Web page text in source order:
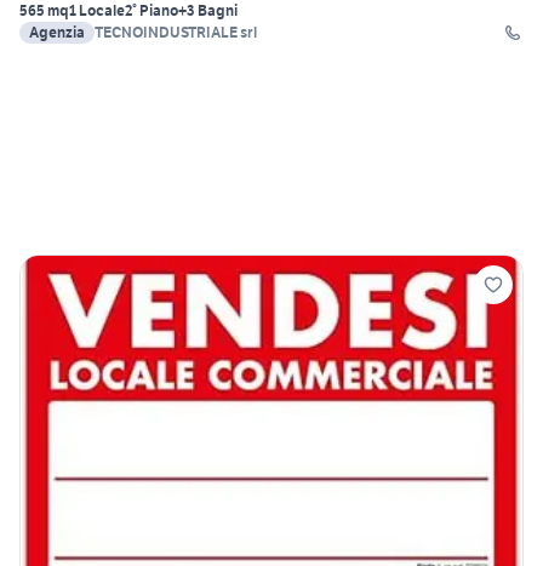
565 mq1 Locale2° Piano+3 Bagni
Agenzia TECNOINDUSTRIALE srl